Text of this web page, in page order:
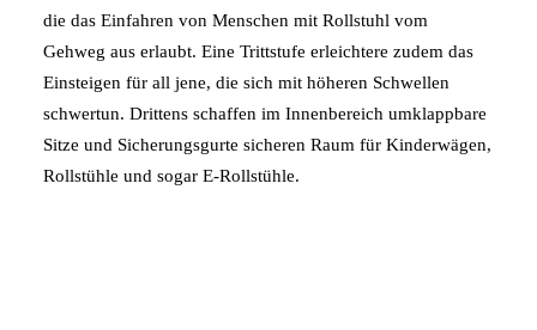
die das Einfahren von Menschen mit Rollstuhl vom
Gehweg aus erlaubt. Eine Trittstufe erleichtere zudem das
Einsteigen für all jene, die sich mit höheren Schwellen
schwertun. Drittens schaffen im Innenbereich umklappbare
Sitze und Sicherungsgurte sicheren Raum für Kinderwägen,
Rollstühle und sogar E-Rollstühle.